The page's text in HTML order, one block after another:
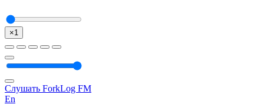
×1
Слушать ForkLog FM
En